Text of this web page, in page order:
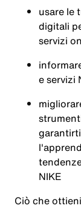
usare le
digitali
servizi
e servizi
NIKE
Ciò che